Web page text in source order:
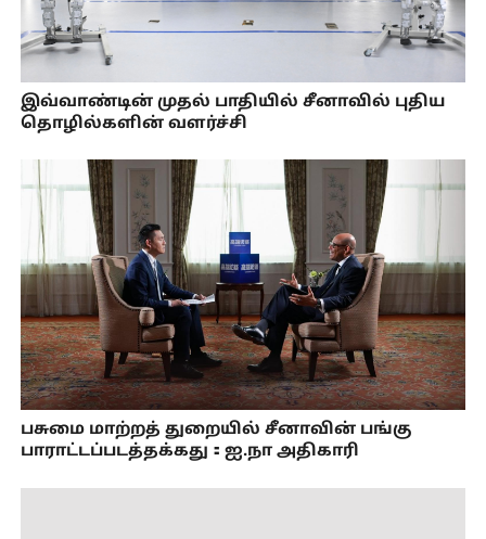
இவ்வாண்டின் முதல் பாதியில் சீனாவில் புதிய
தொழில்களின் வளர்ச்சி
பசுமை மாற்றத் துறையில் சீனாவின் பங்கு
பாராட்டப்படத்தக்கது：ஐ.நா அதிகாரி